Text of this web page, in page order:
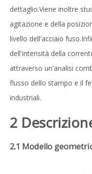
dettaglio.Viene inoltre
agitazione e della
livello dell'acciaio
dell'intensità della
attraverso un'analisi
flusso dello stampo e il
industriali.
2
2.1 Modello